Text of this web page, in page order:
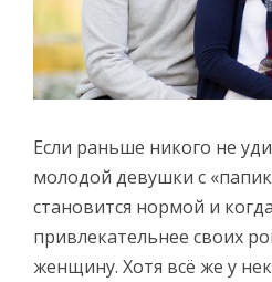
Если раньше никого не
молодой девушки с
становится нормой и
привлекательнее своих
женщину. Хотя всё же у